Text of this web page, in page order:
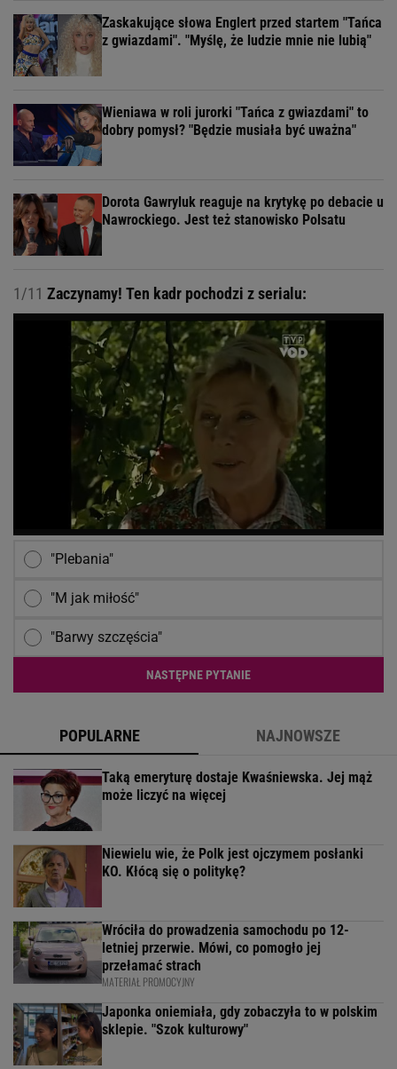
Zaskakujące słowa Englert przed startem "Tańca
z gwiazdami". "Myślę, że ludzie mnie nie lubią"
Wieniawa w roli jurorki "Tańca z gwiazdami" to
dobry pomysł? "Będzie musiała być uważna"
Dorota Gawryluk reaguje na krytykę po debacie u
Nawrockiego. Jest też stanowisko Polsatu
1/11 Zaczynamy! Ten kadr pochodzi z serialu:
"Plebania"
"M jak miłość"
"Barwy szczęścia"
NASTĘPNE PYTANIE
POPULARNE NAJNOWSZE
Taką emeryturę dostaje Kwaśniewska. Jej mąż
może liczyć na więcej
Niewielu wie, że Polk jest ojczymem posłanki
KO. Kłócą się o politykę?
Wróciła do prowadzenia samochodu po 12-
letniej przerwie. Mówi, co pomogło jej
przełamać strach
MATERIAŁ PROMOCYJNY
Japonka oniemiała, gdy zobaczyła to w polskim
sklepie. "Szok kulturowy"